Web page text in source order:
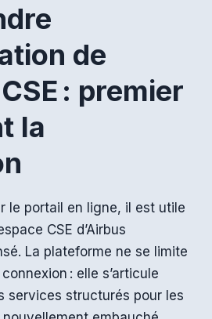
de
: premier
la
le portail en ligne, il est utile
CSE d’Airbus
La plateforme ne se limite
: elle s’articule
services structurés pour les